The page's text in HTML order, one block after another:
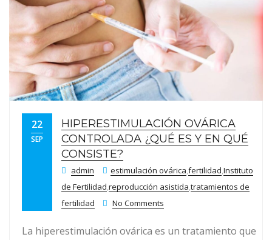
22
SEP
HIPERESTIMULACIÓN OVÁRICA
CONTROLADA ¿QUÉ ES Y EN QUÉ
CONSISTE?
admin estimulación ovárica,fertilidad,Instituto
de Fertilidad,reproducción asistida,tratamientos de
fertilidad
No Comments
La hiperestimulación ovárica es un tratamiento que